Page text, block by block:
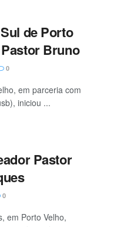
de Porto
Bruno
0
em parceria com
iniciou ...
Pastor
0
em Porto Velho,